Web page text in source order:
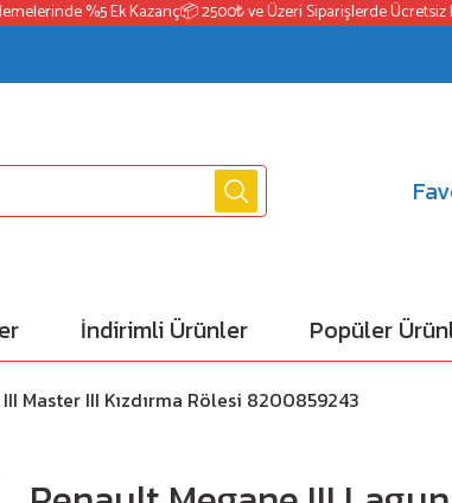
%5 Ek Kazanç📦 2500₺ ve Üzeri Siparişlerde Ücretsiz
İndirimli Ürünler Popüler
Master III Kızdırma Rölesi 8200859243